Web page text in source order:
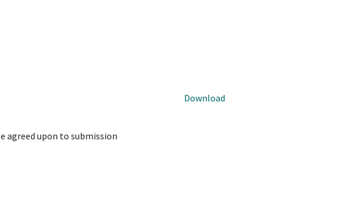
agreed upon to submission
Download